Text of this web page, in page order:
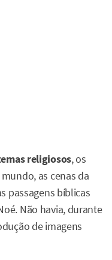
religiosos, os
as cenas da
passagens bíblicas
Não havia, durante
de imagens